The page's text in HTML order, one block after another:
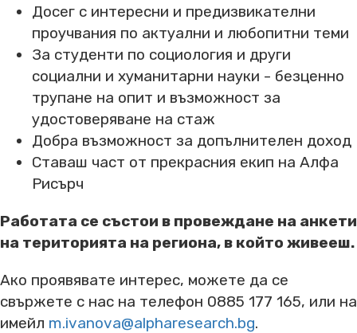
Досег с интересни и предизвикателни
проучвания по актуални и любопитни теми
За студенти по социология и други
социални и хуманитарни науки - безценно
трупане на опит и възможност за
удостоверяване на стаж
Добра възможност за допълнителен доход
Ставаш част от прекрасния екип на Алфа
Рисърч
Работата се състои в провеждане на анкети
на територията на региона, в който живееш.
Ако проявявате интерес, можете да се
свържете с нас на телефон 0885 177 165, или на
имейл m.ivanova@alpharesearch.bg.